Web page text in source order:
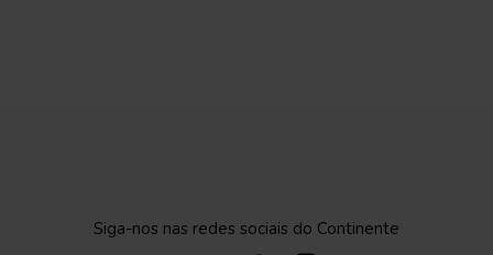
Siga-nos nas redes sociais do Continente